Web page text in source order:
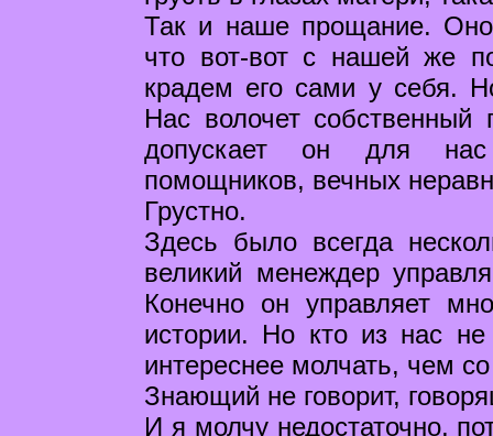
Так и наше прощание.
что вот-вот с нашей же
крадем его сами у себя.
Нас волочет
допускает он для
помощников, вечных
Грустно.
Здесь было всегда
великий менеждер
Конечно он управляет
истории. Но кто из нас
интереснее молчать, чем
Знающий не говорит,
И я молчу недостаточно,